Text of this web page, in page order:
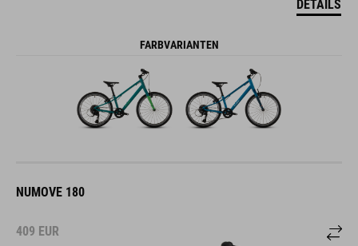
DETAILS
FARBVARIANTEN
NUMOVE 180
409 EUR